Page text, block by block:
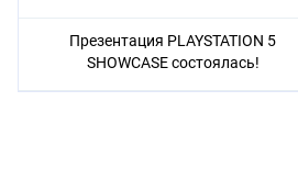
Презентация PLAYSTATION 5
SHOWCASE состоялась!